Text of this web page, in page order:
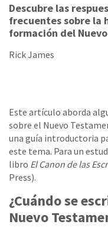
Descubre las
frecuentes sobre
formación del
Rick James
Este artículo aborda
sobre el Nuevo
una guía introductoria
este tema. Para un
libro El Canon de las
Press).
¿Cuándo se
Nuevo